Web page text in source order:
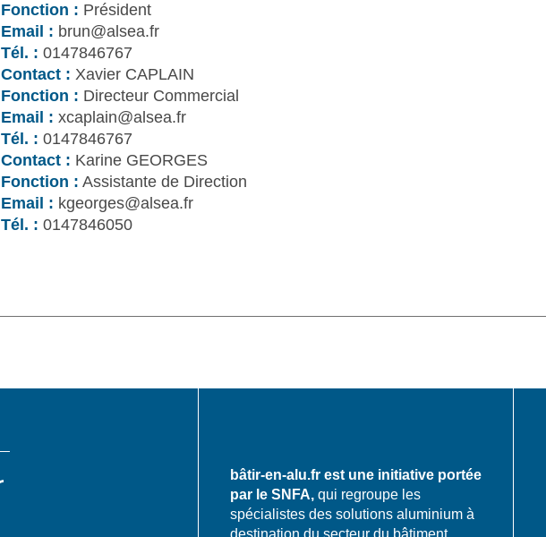
Fonction : Président
Email : brun@alsea.fr
Tél. : 0147846767
Contact : Xavier CAPLAIN
Fonction : Directeur Commercial
Email : xcaplain@alsea.fr
Tél. : 0147846767
Contact : Karine GEORGES
Fonction : Assistante de Direction
Email : kgeorges@alsea.fr
Tél. : 0147846050
bâtir-en-alu.fr est une initiative portée
par le SNFA,qui regroupe les
spécialistes des solutions aluminium à
destination du secteur du bâtiment.